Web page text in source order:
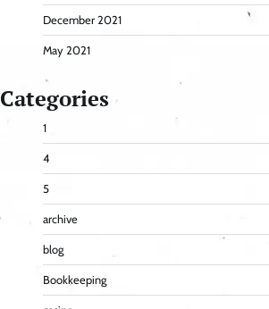
December 2021
May 2021
Categories
1
4
5
archive
blog
Bookkeeping